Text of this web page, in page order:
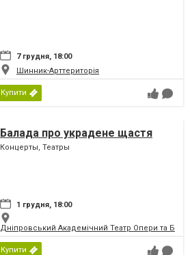
7 грудня, 18:00
Шинник-Арттериторія
Купити
Балада про украдене щастя
Концерты, Театры
1 грудня, 18:00
Дніпровський Академічний Театр Опери та
Купити